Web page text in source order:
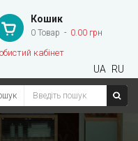
Кошик
0 Товар 0.00 грн
кабінет
UA RU